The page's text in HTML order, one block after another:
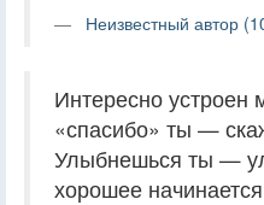
Неизвестный автор
Интересно
«спасибо» ты —
Улыбнешься ты —
хорошее